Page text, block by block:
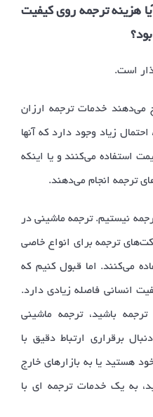
هزینه ترجمه روی کیفیت
است.
می‌دهند خدمات ترجمه ارزان
زیاد وجود دارد که آنها
استفاده می‌کنند و یا اینکه
ترجمه انجام می‌دهند.
نیستیم. ترجمه ماشینی در
ترجمه برای انواع خاصی
می‌کنند. اما قبول کنیم که
انسانی فاصله زیادی دارد.
باشید، ترجمه ماشینی
برقراری ارتباط دقیق با
هستید یا به بازارهای خارج
به یک خدمات ترجمه ای با